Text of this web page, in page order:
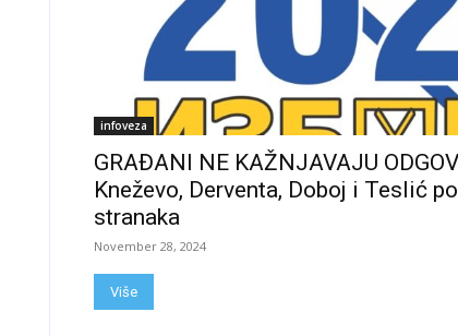
infoveza
GRAĐANI NE KAŽNJAVAJU
Kneževo, Derventa, Doboj i Teslić
stranaka
November 28, 2024
Više